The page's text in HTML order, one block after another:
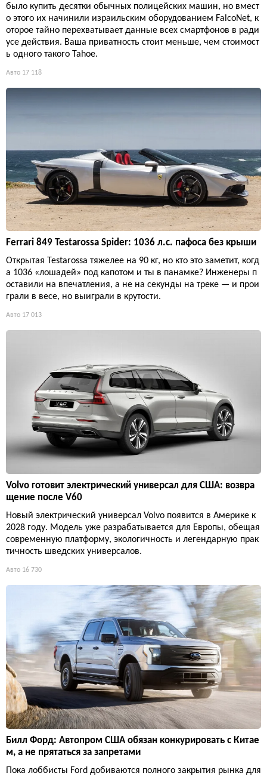
было купить десятки обычных полицейских машин, но вмест
о этого их начинили израильским оборудованием FalcoNet, к
оторое тайно перехватывает данные всех смартфонов в ради
усе действия. Ваша приватность стоит меньше, чем стоимост
ь одного такого Tahoe.
Авто 17 118
Ferrari 849 Testarossa Spider: 1036 л.с. пафоса без крыши
Открытая Testarossa тяжелее на 90 кг, но кто это заметит, когд
а 1036 «лошадей» под капотом и ты в панамке? Инженеры п
оставили на впечатления, а не на секунды на треке — и прои
грали в весе, но выиграли в крутости.
Авто 17 013
Volvo готовит электрический универсал для США: возвра
щение после V60
Новый электрический универсал Volvo появится в Америке к
2028 году. Модель уже разрабатывается для Европы, обещая
современную платформу, экологичность и легендарную прак
тичность шведских универсалов.
Авто 16 730
Билл Форд: Автопром США обязан конкурировать с Китае
м, а не прятаться за запретами
Пока лоббисты Ford добиваются полного закрытия рынка для